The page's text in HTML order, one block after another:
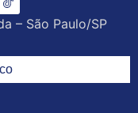
– São Paulo/SP